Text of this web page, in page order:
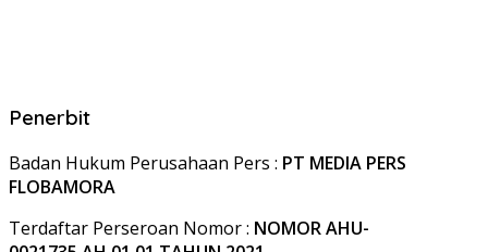
Penerbit
Badan Hukum Perusahaan Pers : PT MEDIA PERS
FLOBAMORA
Terdaftar Perseroan Nomor : NOMOR AHU-